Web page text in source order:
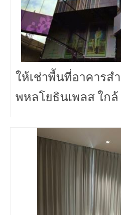
ให้เช่าพื้นที่อาคารส
พหลโยธินเพลส ใกล้